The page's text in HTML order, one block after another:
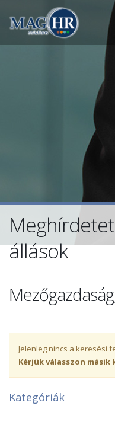
állások
Jelenleg nincs a keresési
Kérjük válasszon
Kategóriák